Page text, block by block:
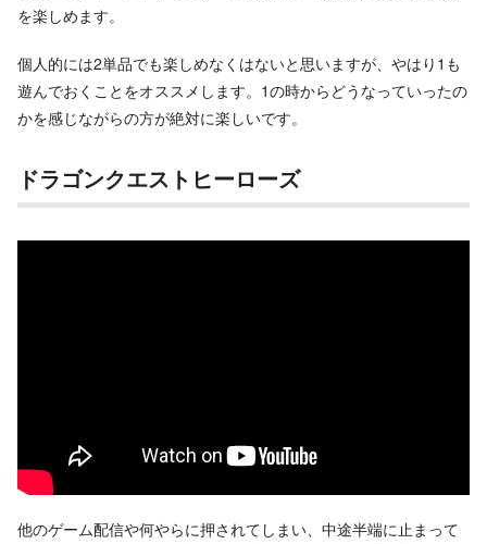
を楽しめます。
個人的には2単品でも楽しめなくはないと思いますが、やはり1も
遊んでおくことをオススメします。1の時からどうなっていったの
かを感じながらの方が絶対に楽しいです。
ドラゴンクエストヒーローズ
他のゲーム配信や何やらに押されてしまい、中途半端に止まって